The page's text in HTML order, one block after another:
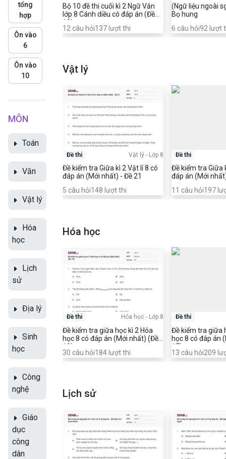
tổng
hợp
Ôn vào
6
Ôn vào
10
MÔN
Toán
Văn
Vật lý
Hóa
học
Lịch
sử
Địa lý
Sinh
học
Công
nghệ
Giáo
dục
công
dân
Bộ 10 đề thi cuối kì 2 Ngữ Văn
lớp 8 Cánh diều có đáp án (Đề
10)
12 câu hỏi137 lượt thi
(Ngữ liệu ngoài
Bọ hung
6 câu hỏi92 lượt
Vật lý
Đề thi Vật lý - Lớp 8
Đề kiểm tra Giữa kì 2 Vật lí 8 có
đáp án (Mới nhất) - Đề 21
5 câu hỏi148 lượt thi
Đề thi
Đề kiểm tra Giữa
đáp án (Mới
11 câu hỏi197
Hóa học
Đề thi Hóa học - Lớp 8
Đề kiểm tra giữa học kì 2 Hóa
học 8 có đáp án (Mới nhất) (Đề
18)
30 câu hỏi184lượt thi
Đề thi
Đề kiểm tra giữa
học 8 có đáp án
17)
13 câu hỏi209
Lịch sử